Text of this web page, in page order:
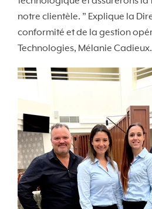
notre clientèle. ” Explique la
conformité et de la gestion
Technologies, Mélanie Cadieux.